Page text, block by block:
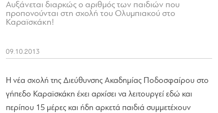
Αυξάνεται διαρκώς ο αριθμός των παιδιών που
προπονούνται στη σχολή του Ολυμπιακού στο
Καραϊσκάκη!
09.10.2013
Η νέα σχολή της Διεύθυνσης Ακαδημίας Ποδοσφαίρου στο
γήπεδο Καραϊσκάκη έχει αρχίσει να λειτουργεί εδώ και
περίπου 15 μέρες και ήδη αρκετά παιδιά συμμετέχουν